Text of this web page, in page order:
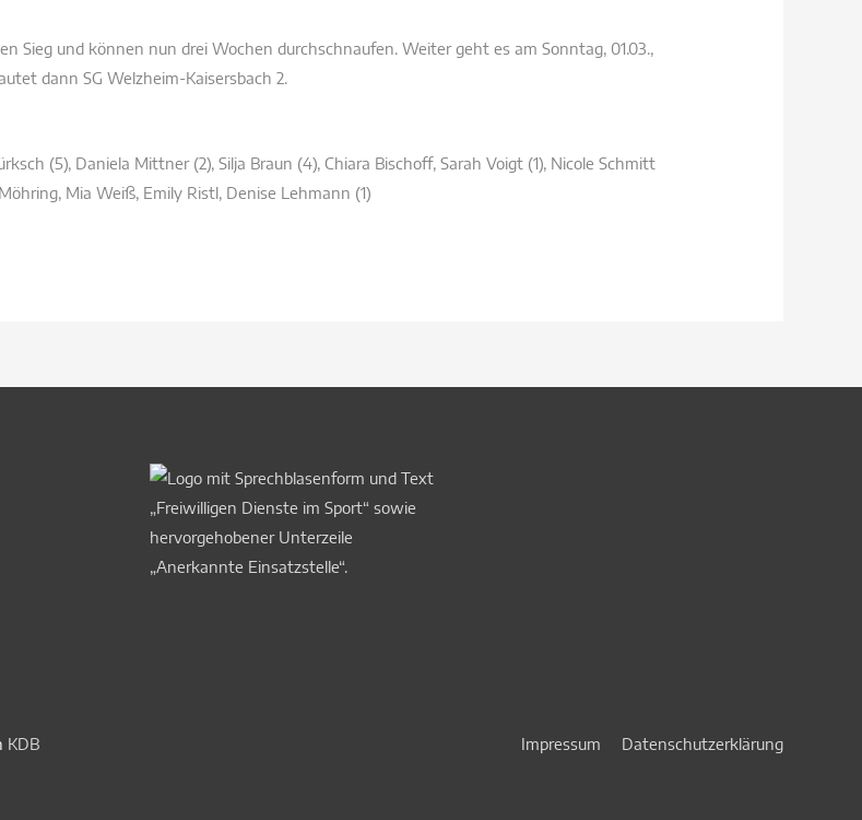
Sieg und können nun drei Wochen durchschnaufen. Weiter geht es am Sonntag, 01.03.,
dann SG Welzheim-Kaisersbach 2.
(5), Daniela Mittner (2), Silja Braun (4), Chiara Bischoff, Sarah Voigt (1), Nicole Schmitt
Mia Weiß, Emily Ristl, Denise Lehmann (1)
KDB
Impressum Datenschutzerklärung